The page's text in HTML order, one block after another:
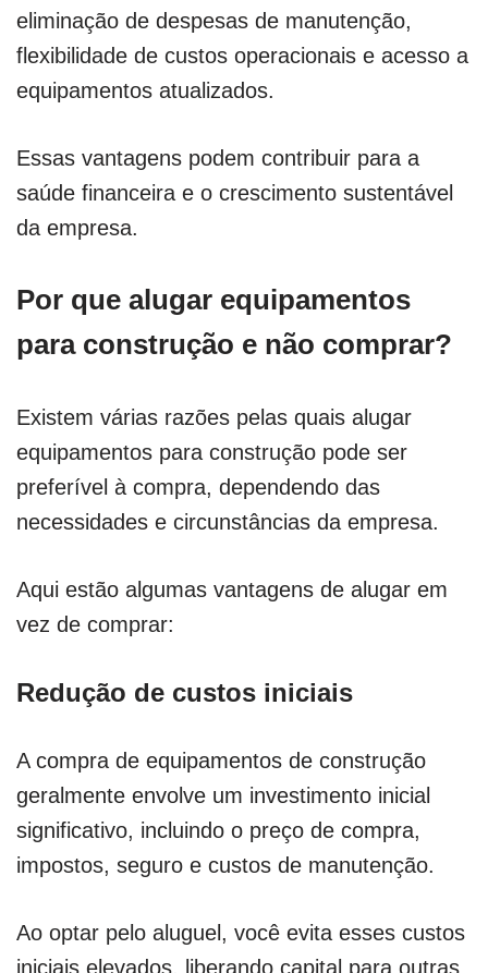
eliminação de despesas de manutenção,
flexibilidade de custos operacionais e acesso a
equipamentos atualizados.
Essas vantagens podem contribuir para a
saúde financeira e o crescimento sustentável
da empresa.
Por que alugar equipamentos
para construção e não comprar?
Existem várias razões pelas quais alugar
equipamentos para construção pode ser
preferível à compra, dependendo das
necessidades e circunstâncias da empresa.
Aqui estão algumas vantagens de alugar em
vez de comprar:
Redução de custos iniciais
A compra de equipamentos de construção
geralmente envolve um investimento inicial
significativo, incluindo o preço de compra,
impostos, seguro e custos de manutenção.
Ao optar pelo aluguel, você evita esses custos
iniciais elevados, liberando capital para outras